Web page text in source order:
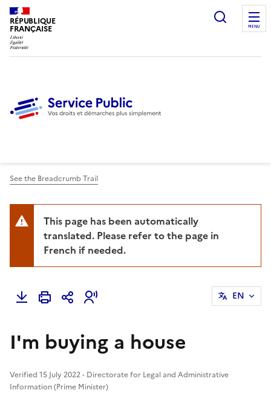
RÉPUBLIQUE
FRANÇAISE
Ouvrir
MENU
See the Breadcrumb Trail
This page has been automatically
translated. Please refer to the page in
French if needed.
EN
I'm buying a house
Verified 15 July 2022 - Directorate for Legal and Administrative
Information (Prime Minister)